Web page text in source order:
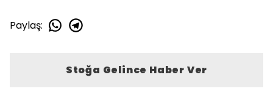
Paylaş:
Stoğa Gelince Haber Ver